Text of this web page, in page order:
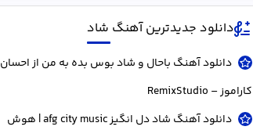
دانلود جدیدترین آهنگ شاد
دانلود آهنگ باحال و شاد بوس بده به من از احسان
کاراموز – RemixStudio
دانلود آهنگ شاد دل انگیز afg city music | هوش